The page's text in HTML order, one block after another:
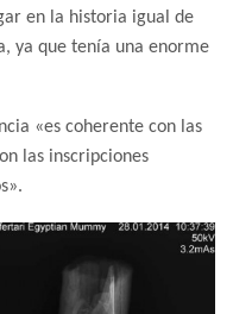
en la historia igual de
ya que tenía una enorme
«es coherente con las
las inscripciones